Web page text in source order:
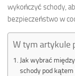
wykończyć schody,
bezpieczeństwo w
W tym artykule
Jak wybrać
schody pod